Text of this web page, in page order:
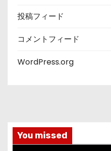
投稿フィード
コメントフィード
WordPress.org
You missed